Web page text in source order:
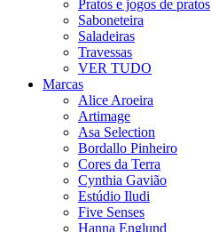
Pratos e jogos de pratos
Saboneteira
Saladeiras
Travessas
VER TUDO
Marcas
Alice Aroeira
Artimage
Asa Selection
Bordallo Pinheiro
Cores da Terra
Cynthia Gavião
Estúdio Iludi
Five Senses
Hanna Englund